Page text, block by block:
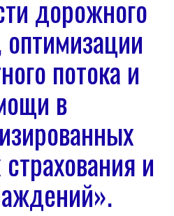
дорожного
потока и
в
и